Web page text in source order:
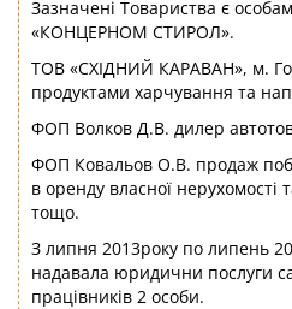
Зазначені Товариства є
«КОНЦЕРНОМ СТИРОЛ».
ТОВ «СХІДНИЙ КАРАВАН», м.
продуктами харчування та
ФОП Волков Д.В. дилер
ФОП Ковальов О.В. продаж
в оренду власної нерухомості
тощо.
З липня 2013року по липень
надавала юридични послуги
працівників 2 особи.